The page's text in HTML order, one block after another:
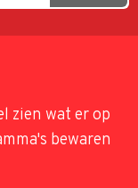
zien wat er op
bewaren